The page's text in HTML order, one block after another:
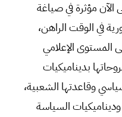
الآن مؤثرة في صياغة
في الوقت الراهن،
المستوى الإعلامي
بديناميكيات
وقاعدتها الشعبية،
السياسة